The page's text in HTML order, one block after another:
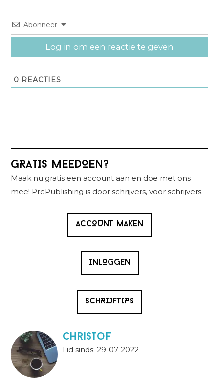
Abonneer
Log in om een reactie te geven
0 REACTIES
Primaire
Sidebar
GRATIS MEEDOEN?
Maak nu gratis een account aan en doe met ons
mee! ProPublishing is door schrijvers, voor schrijvers.
ACCOUNT MAKEN
INLOGGEN
SCHRIJFTIPS
christof
Lid sinds: 29-07-2022